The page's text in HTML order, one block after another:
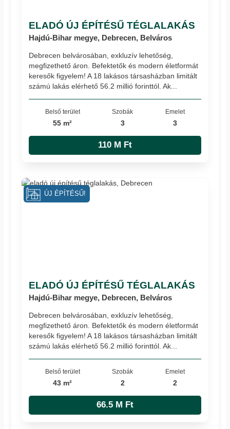
ELADÓ ÚJ ÉPÍTÉSŰ TÉGLALAKÁS
Hajdú-Bihar megye, Debrecen, Belváros
Debrecen belvárosában, exkluzív lehetőség,
megfizethető áron. Befektetők és modern életformát
keresők figyelem! A 18 lakásos társasházban limitált
számú lakás elérhető 56.2 millió forinttól. Ak...
Belső terület
55 m²
Szobák
3
Emelet
3
110 M Ft
ELADÓ ÚJ ÉPÍTÉSŰ TÉGLALAKÁS
Hajdú-Bihar megye, Debrecen, Belváros
Debrecen belvárosában, exkluzív lehetőség,
megfizethető áron. Befektetők és modern életformát
keresők figyelem! A 18 lakásos társasházban limitált
számú lakás elérhető 56.2 millió forinttól. Ak...
Belső terület
43 m²
Szobák
2
Emelet
2
66.5 M Ft
ÚJ ÉPÍTÉSŰ!